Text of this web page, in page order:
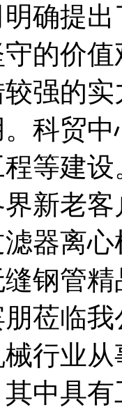
确提
的价
强的
科贸
等建
新老
器离
钢管
莅临
行业
中具